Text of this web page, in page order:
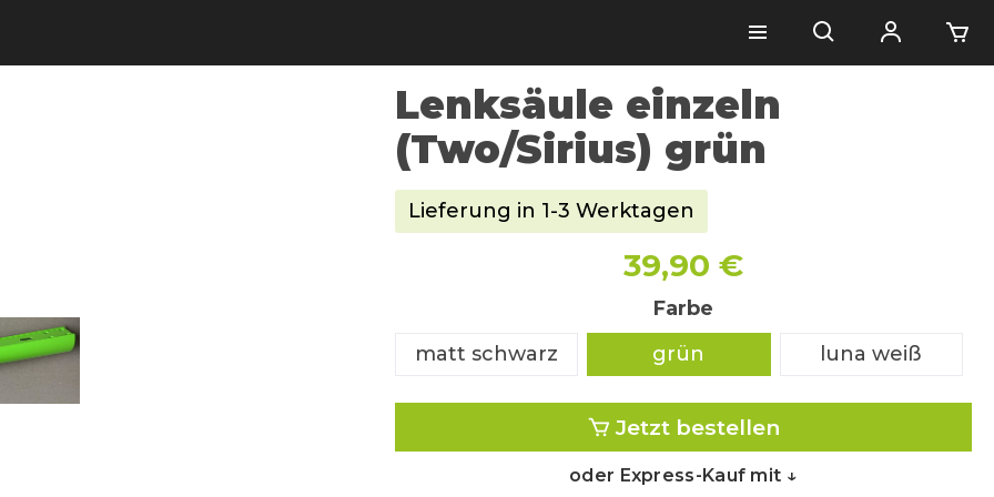
Lenksäule einzeln
(Two/Sirius) grün
Lieferung in 1-3 Werktagen
39,90 €
Farbe
matt schwarz
grün luna weiß
Jetzt bestellen
oder Express-Kauf mit ↓